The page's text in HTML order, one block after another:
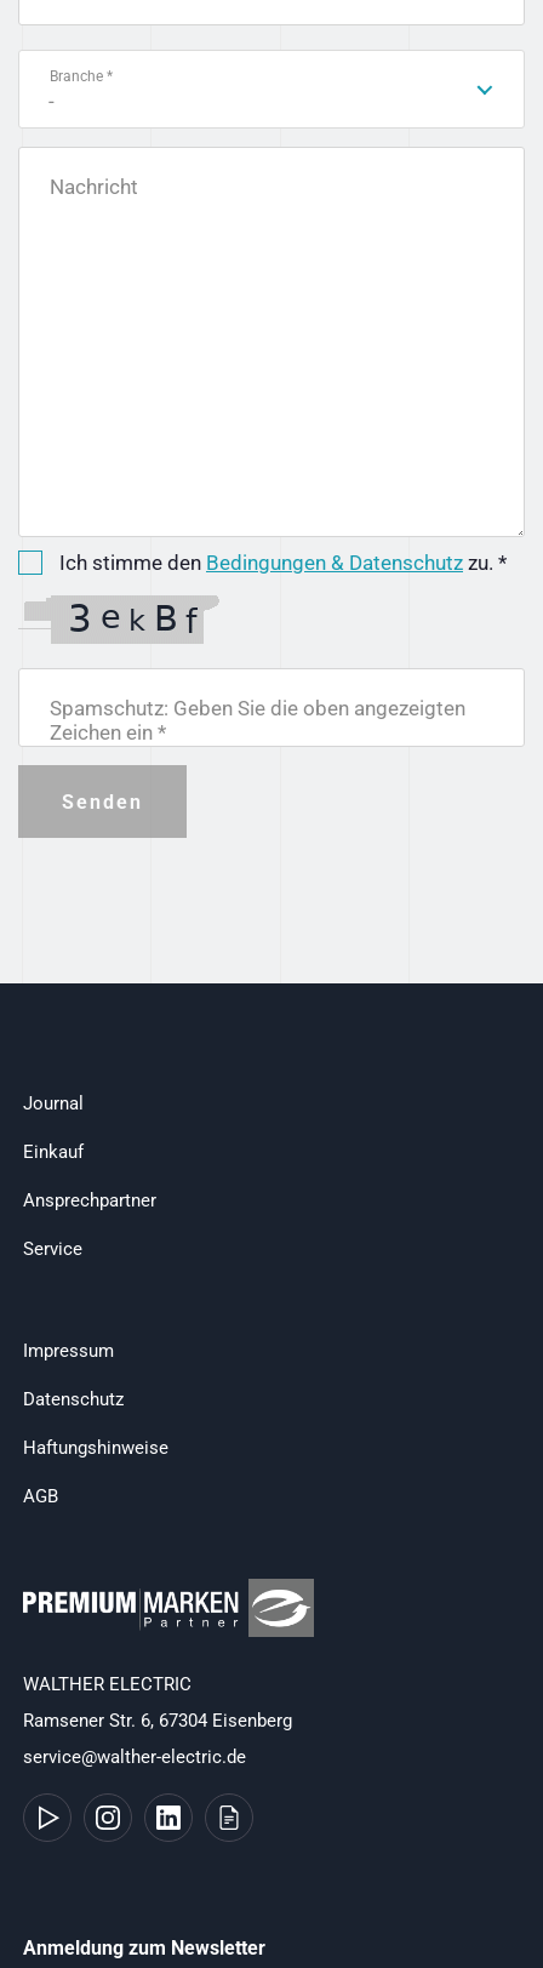
Branche *
-
Nachricht
Ich stimme den Bedingungen & Datenschutz zu. *
Spamschutz: Geben Sie die oben angezeigten
Zeichen ein *
Senden
Journal
Einkauf
Ansprechpartner
Service
Impressum
Datenschutz
Haftungshinweise
AGB
WALTHER ELECTRIC
Ramsener Str. 6, 67304 Eisenberg
service@walther-electric.de
Anmeldung zum Newsletter